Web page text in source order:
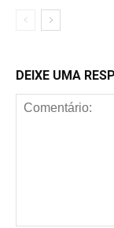
DEIXE UMA